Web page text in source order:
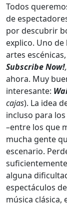
Todos
de
por descubrir
explico. Uno
artes
Subscribe Now!,
ahora. Muy
interesante:
cajas). La idea
incluso para
–entre los que
mucha gente
escenario.
alguna
espectáculos
música clásica,